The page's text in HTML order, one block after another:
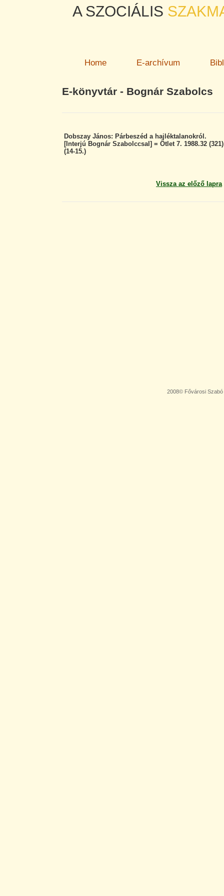
A SZOCIÁLIS
Home E-archívum
E-könyvtár - Bognár Szabolcs
Dobszay János: Párbeszéd a hajléktalanokról.
[Interjú Bognár Szabolccsal] = Ötlet 7. 1988.32 (321)
(14-15.)
Vissza az előző lapra
2008© Fővárosi